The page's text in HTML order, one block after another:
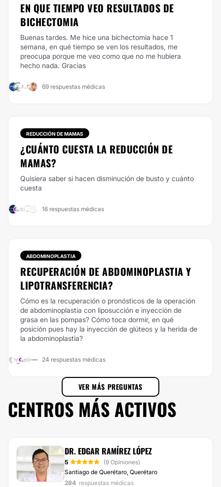
EN QUE TIEMPO VEO RESULTADOS DE
BICHECTOMIA
Buenas tardes. Me hice una bichectomia hace 1
semana, en qué tiempo se ven los resultados, me
preocupa porque me veo como que no me hubiera
hecho nada. Gracias
69 respuestas médicas
REDUCCIÓN DE MAMAS
¿CUÁNTO CUESTA LA REDUCCIÓN DE
MAMAS?
Quisiera saber si hacen disminución de busto y cuánto
cuesta
16 respuestas médicas
ABDOMINOPLASTIA
RECUPERACIÓN DE ABDOMINOPLASTIA Y
LIPOTRANSFERENCIA?
Cómo es la recuperación o pronósticos de la operación
de abdominoplastia con liposucción e inyección de
grasa en las pompas? Cómo toca dormir, en qué
posición pues hay la inyección de glúteos y la herida de
la abdominoplastia?
24 respuestas médicas
VER MÁS PREGUNTAS
CENTROS MÁS ACTIVOS
DR. EDGAR RAMÍREZ LÓPEZ
5
(9 Opiniones)
Santiago de Querétaro, Querétaro
284 respuestas médicas